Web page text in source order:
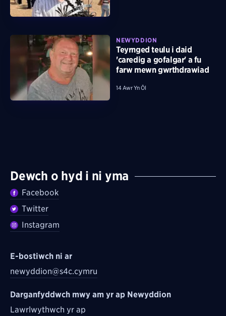
NEWYDDION
Teyrnged teulu i daid
'caredig a gofalgar' a fu
farw mewn gwrthdrawiad
14 Awr Yn Ôl
Dewch o hyd i ni yma
Facebook
Twitter
Instagram
E-bostiwch ni ar
newyddion@s4c.cymru
Darganfyddwch mwy am yr ap Newyddion
Lawrlwythwch yr ap